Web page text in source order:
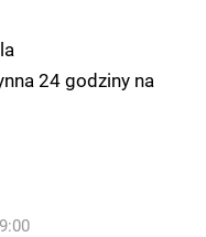
24 godziny na